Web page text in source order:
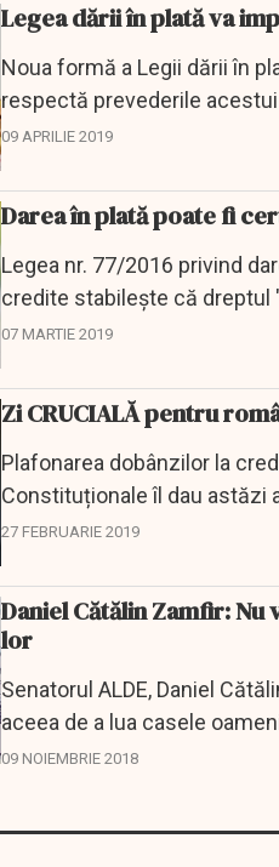
Legea dării în plată va
Noua formă a Legii dării în
respectă prevederile acestui
unui interviu...
09 APRILIE 2019
Darea în plată poate fi
Legea nr. 77/2016 privind
credite stabilește că dreptul
din...
07 MARTIE 2019
Zi CRUCIALĂ pentru
Plafonarea dobânzilor la
Constituționale îl dau astăzi
Zamfir. Dacă...
27 FEBRUARIE 2019
Daniel Cătălin Zamfir:
lor
Senatorul ALDE, Daniel
aceea de a lua casele
09 NOIEMBRIE 2018